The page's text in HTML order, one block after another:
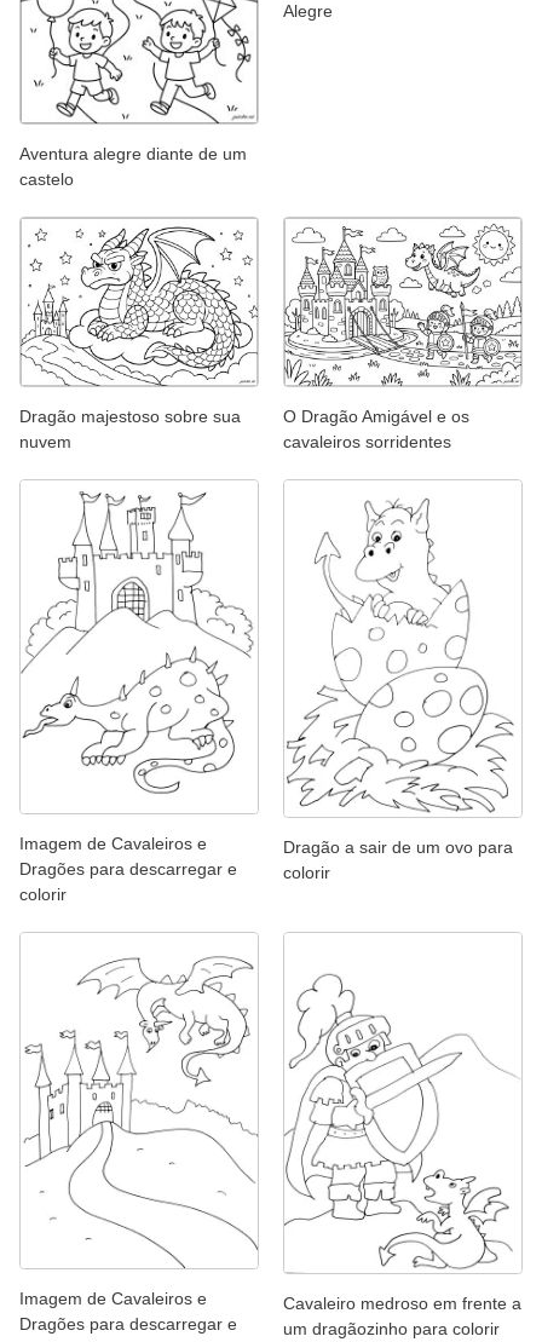
Aventura alegre diante de um
castelo
Alegre
Dragão majestoso sobre sua
nuvem
O Dragão Amigável e os
cavaleiros sorridentes
Imagem de Cavaleiros e
Dragões para descarregar e
colorir
Dragão a sair de um ovo para
colorir
Imagem de Cavaleiros e
Dragões para descarregar e
Cavaleiro medroso em frente a
um dragãozinho para colorir